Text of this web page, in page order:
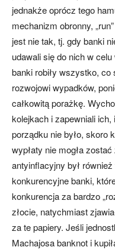
jednakże oprócz tego
mechanizm obronny,
jest nie tak, tj. gdy banki
udawali się do nich w
banki robiły wszystko,
rozwojowi wypadków,
całkowitą porażkę.
kolejkach i zapewniali
porządku nie było, skoro
wypłaty nie mogła
antyinflacyjny był
konkurencyjne banki,
konkurencja za bardzo
złocie, natychmiast
za te papiery. Jeśli
Machajosa banknot i